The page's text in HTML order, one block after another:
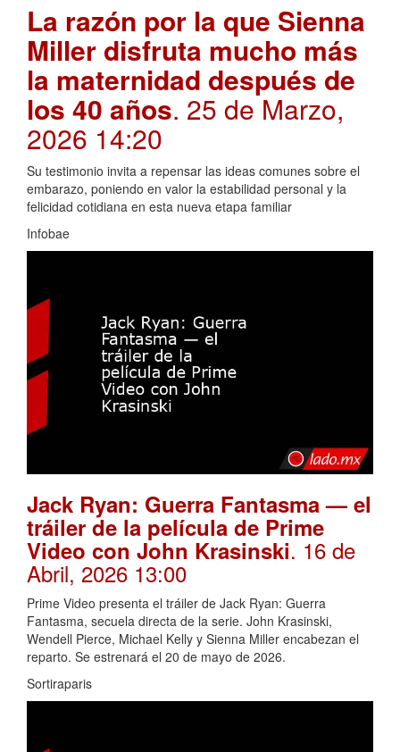
La razón por la que Sienna
Miller disfruta mucho más
la maternidad después de
los 40 años. 25 de Marzo,
2026 14:20
Su testimonio invita a repensar las ideas comunes sobre el
embarazo, poniendo en valor la estabilidad personal y la
felicidad cotidiana en esta nueva etapa familiar
Infobae
Jack Ryan: Guerra Fantasma — el
tráiler de la película de Prime
Video con John Krasinski. 16 de
Abril, 2026 13:00
Prime Video presenta el tráiler de Jack Ryan: Guerra
Fantasma, secuela directa de la serie. John Krasinski,
Wendell Pierce, Michael Kelly y Sienna Miller encabezan el
reparto. Se estrenará el 20 de mayo de 2026.
Sortiraparis